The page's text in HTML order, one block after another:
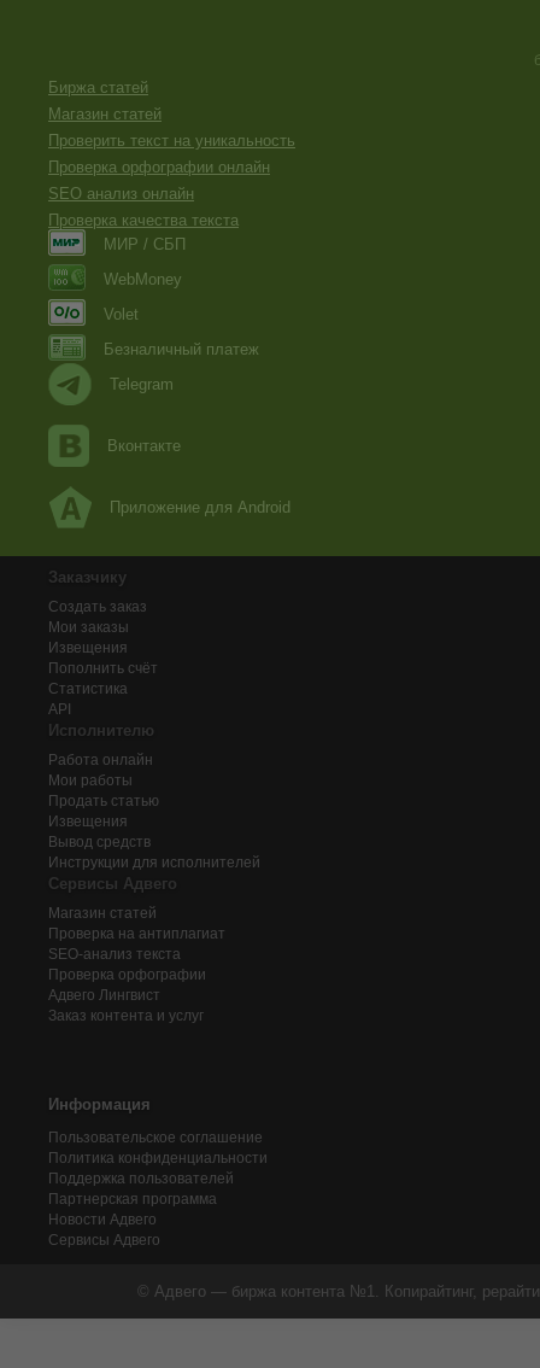
Биржа статей
Магазин статей
Проверить текст на уникальность
Проверка орфографии онлайн
SEO анализ онлайн
Проверка качества текста
МИР / СБП
WebMoney
Volet
Безналичный платеж
Telegram
Вконтакте
Приложение для Android
Заказчику
Создать заказ
Мои заказы
Извещения
Пополнить счёт
Статистика
API
Исполнителю
Работа онлайн
Мои работы
Продать статью
Извещения
Вывод средств
Инструкции для исполнителей
Сервисы Адвего
Магазин статей
Проверка на антиплагиат
SEO-анализ текста
Проверка орфографии
Адвего Лингвист
Заказ контента и услуг
Информация
Пользовательское соглашение
Политика конфиденциальности
Поддержка пользователей
Партнерская программа
Новости Адвего
Сервисы Адвего
© Адвего — биржа контента №1. Копирайтинг,